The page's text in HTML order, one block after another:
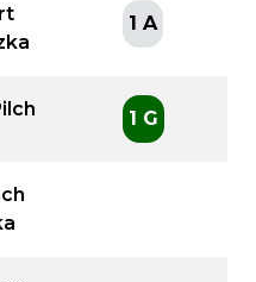
1 A
1 G